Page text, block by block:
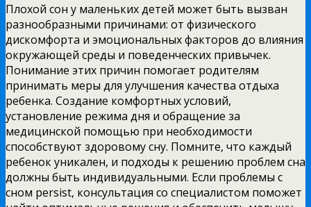
Плохой сон у маленьких детей может быть вызван
разнообразными причинами: от физического
дискомфорта и эмоциональных факторов до влияния
окружающей среды и поведенческих привычек.
Понимание этих причин помогает родителям
принимать меры для улучшения качества отдыха
ребенка. Создание комфортных условий,
установление режима дня и обращение за
медицинской помощью при необходимости
способствуют здоровому сну. Помните, что каждый
ребенок уникален, и подходы к решению проблем сна
должны быть индивидуальными. Если проблемы с
сном persist, консультация со специалистом поможет